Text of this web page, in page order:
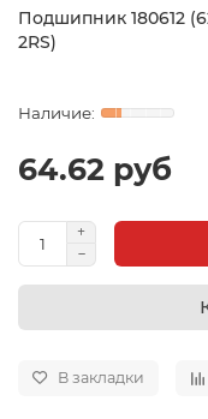
Подшипник 180612
2RS)
64.62 руб
В закладки